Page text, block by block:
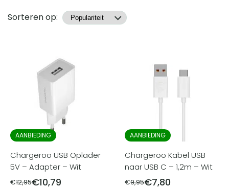
Producten
Sorteren op:
AANBIEDING
Chargeroo USB Oplader
5V – Adapter – Wit
€12,95€10,79
AANBIEDING
Chargeroo Kabel USB
naar USB C – 1,2m – Wit
€9,95€7,80